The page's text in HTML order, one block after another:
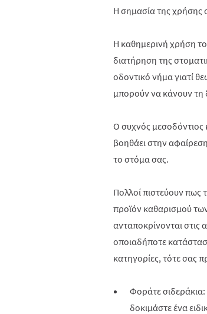
Η σημασία της χρήσης
Η καθημερινή χρήση
διατήρηση της
οδοντικό νήμα γιατί
μπορούν να κάνουν τη
Ο συχνός μεσοδόντιος
βοηθάει στην
το στόμα σας.
Πολλοί πιστεύουν πως
προϊόν καθαρισμού
ανταποκρίνονται
οποιαδήποτε
κατηγορίες, τότε σας
Φοράτε σιδεράκια:
δοκιμάστε ένα